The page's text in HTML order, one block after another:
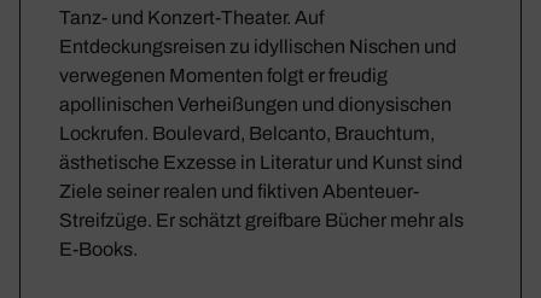
Tanz- und Konzert-Theater. Auf
Entdeckungsreisen zu idyllischen Nischen und
verwegenen Momenten folgt er freudig
apollinischen Verheißungen und dionysischen
Lockrufen. Boulevard, Belcanto, Brauchtum,
ästhetische Exzesse in Literatur und Kunst sind
Ziele seiner realen und fiktiven Abenteuer-
Streifzüge. Er schätzt greifbare Bücher mehr als
E-Books.